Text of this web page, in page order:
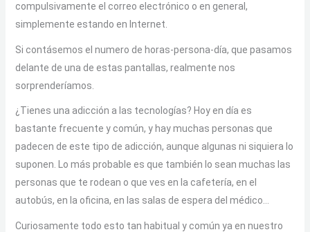
compulsivamente el correo electrónico o en general,
simplemente estando en Internet.
Si contásemos el numero de horas-persona-día, que pasamos
delante de una de estas pantallas, realmente nos
sorprenderíamos.
¿Tienes una adicción a las tecnologías? Hoy en día es
bastante frecuente y común, y hay muchas personas que
padecen de este tipo de adicción, aunque algunas ni siquiera lo
suponen. Lo más probable es que también lo sean muchas las
personas que te rodean o que ves en la cafetería, en el
autobús, en la oficina, en las salas de espera del médico…
Curiosamente todo esto tan habitual y común ya en nuestro